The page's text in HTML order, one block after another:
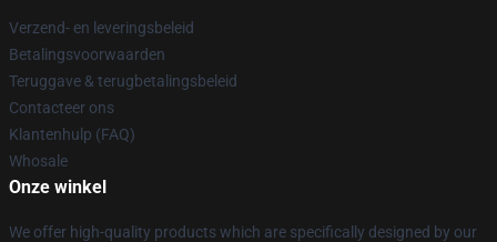
Verzend- en leveringsbeleid
Betalingsvoorwaarden
Teruggave & terugbetalingsbeleid
Contacteer ons
Klantenhulp (FAQ)
Whosale
Onze winkel
We offer high-quality products which are specifically designed by our